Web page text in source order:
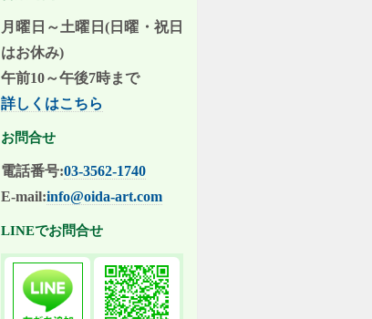
月曜日～土曜日(日曜・祝日
はお休み)
午前10～午後7時まで
詳しくはこちら
お問合せ
電話番号:03-3562-1740
E-mail:info@oida-art.com
LINEでお問合せ